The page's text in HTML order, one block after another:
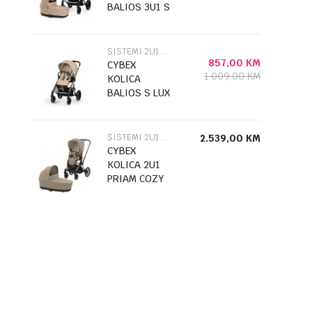
BALIOS 3U1 S
G3 PLUS
ALMOND
BEIGE
526001349+KORPA
SISTEMI 2U1 I 3U1
CYBEX
KOLICA
BALIOS S LUX
BEIGE
526001193
857,00 KM
1.009,00KM
SISTEMI 2U1 I 3U1
CYBEX
KOLICA 2U1
PRIAM COZY
2.539,00 KM